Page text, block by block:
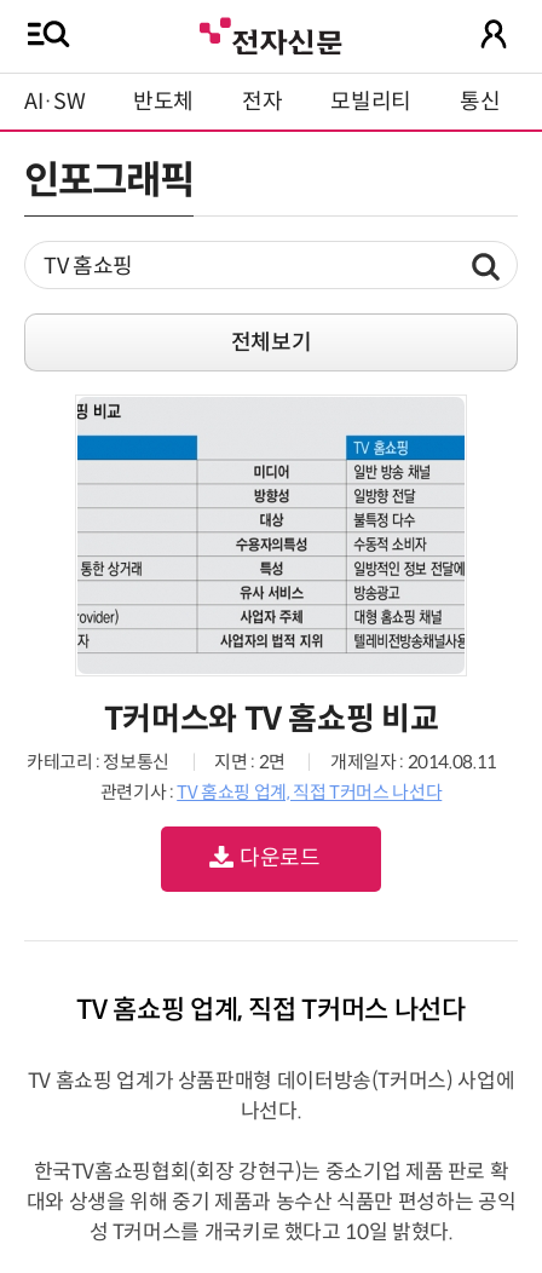
AI·SW 반도체 전자 모빌리티 통신
인포그래픽
전체보기
T커머스와 TV 홈쇼핑 비교
카테고리 : 정보통신 지면 : 2면
개제일자 : 2014.08.11
관련기사 :TV 홈쇼핑 업계, 직접 T커머스 나선다
다운로드
TV 홈쇼핑 업계, 직접 T커머스 나선다
TV 홈쇼핑 업계가 상품판매형 데이터방송(T커머스) 사업에
나선다.
한국TV홈쇼핑협회(회장 강현구)는 중소기업 제품 판로 확
대와 상생을 위해 중기 제품과 농수산 식품만 편성하는 공익
성 T커머스를 개국키로 했다고 10일 밝혔다.